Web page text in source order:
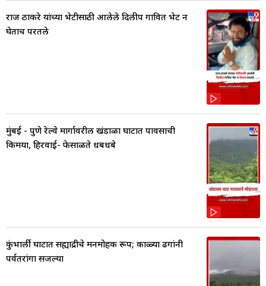
राज ठाकरे यांच्या भेटीसाठी आलेले दिलीप गावित भेट न
घेताच परतले
मुंबई - पुणे रेल्वे मार्गावरील खंडाळा घाटात पावसाची
किमया, हिरवाई- फेसाळते धबधबे
कुंभार्ली घाटात सह्याद्रीचे मनमोहक रूप; काळ्या ढगांनी
पर्वतरांगा सजल्या